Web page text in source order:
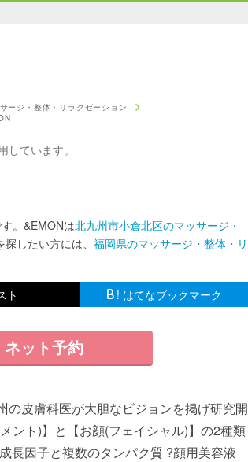
ージ・整体・リラクゼーション
ています。
。&EMONは北九州市小倉北区のマッサージ・
したい方には、 福岡県のマッサージ・整体・リ
ト ! はてなブックマーク
ット予約
皮膚科医が大胆なビジョンを掲げ研究開
ント)】と【お顔(フェイシャル)】の2種類
長因子と複数のタンパク質 ?顔用美容液